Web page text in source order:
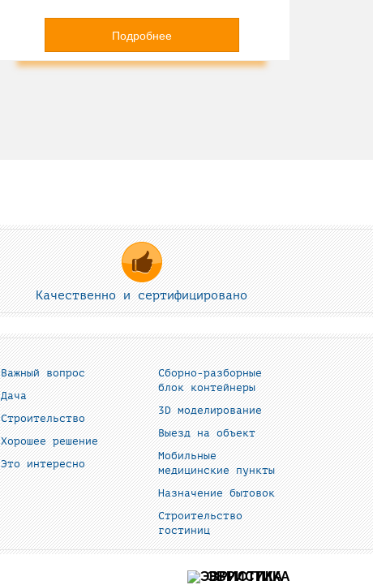
Подробнее
Качественно и сертифицировано
Важный вопрос
Дача
Строительство
Хорошее решение
Это интересно
Сборно-разборные
блок контейнеры
3D моделирование
Выезд на объект
Мобильные
медицинские пункты
Назначение бытовок
Строительство
гостиниц
ЭВРИСТИКА